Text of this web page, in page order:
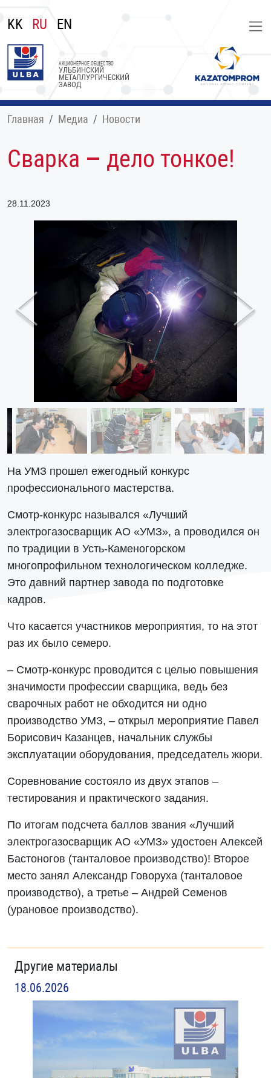
KK RU EN
УЛЬБИНСКИЙ
МЕТАЛЛУРГИЧЕСКИЙ
ЗАВОД
АКЦИОНЕРНОЕ ОБЩЕСТВО
Главная Медиа Новости
Сварка – дело тонкое!
28.11.2023
Previous Next
На УМЗ прошел ежегодный конкурс
профессионального мастерства.
Смотр-конкурс назывался «Лучший
электрогазосварщик АО «УМЗ», а проводился он
по традиции в Усть-Каменогорском
многопрофильном технологическом колледже.
Это давний партнер завода по подготовке
кадров.
Что касается участников мероприятия, то на этот
раз их было семеро.
– Смотр-конкурс проводится с целью повышения
значимости профессии сварщика, ведь без
сварочных работ не обходится ни одно
производство УМЗ, – открыл мероприятие Павел
Борисович Казанцев, начальник службы
эксплуатации оборудования, председатель жюри.
Соревнование состояло из двух этапов –
тестирования и практического задания.
По итогам подсчета баллов звания «Лучший
электрогазосварщик АО «УМЗ» удостоен Алексей
Бастоногов (танталовое производство)! Второе
место занял Александр Говоруха (танталовое
производство), а третье – Андрей Семенов
(урановое производство).
Другие материалы
18.06.2026